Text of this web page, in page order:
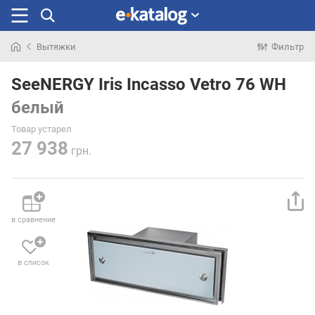
раньше
Вытяжки Фильтр
SeeNERGY Iris Incasso Vetro 76 WH
белый
Товар устарел
27 938 грн.
в сравнение
в список